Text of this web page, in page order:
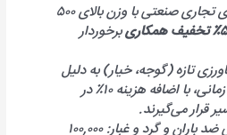
حمل بارهای تجاری صنعتی با وزن بالای ۵۰۰
۵٪ تخفیف همکاری
برخوردار
تازه (گوجه، خیار) به دلیل
حساسیت زمانی، با اضافه هزینه ۱۰٪ در
قرار می‌گیرند.
چادر برزنتی ضد باران و گرد و غبار: ۱۰۰,۰۰۰